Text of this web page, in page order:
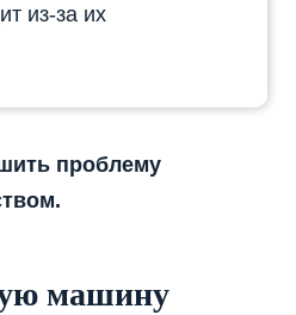
из-за их
проблему
машину